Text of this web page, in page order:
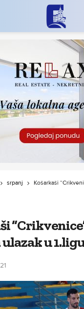
srpanj Košarkaši
ulazak u